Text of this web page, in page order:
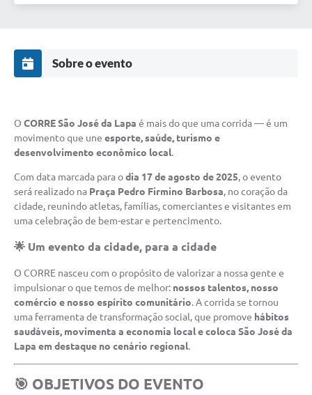
Sobre o evento
O CORRE São José da Lapa é mais do que uma corrida — é um
movimento que une esporte, saúde, turismo e
desenvolvimento econômico local.
Com data marcada para odia 17 de agosto de 2025, o evento
será realizado na Praça Pedro Firmino Barbosa, no coração da
cidade, reunindo atletas, famílias, comerciantes e visitantes em
uma celebração de bem-estar e pertencimento.
🌟 Um evento da cidade, para a cidade
O CORRE nasceu com o propósito de valorizar a nossa gente e
impulsionar o que temos de melhor: nossos talentos, nosso
comércio e nosso espírito comunitário. A corrida se tornou
uma ferramenta de transformação social, que promove hábitos
saudáveis, movimenta a economia local e coloca São José da
Lapa em destaque no cenário regional.
🎯 OBJETIVOS DO EVENTO